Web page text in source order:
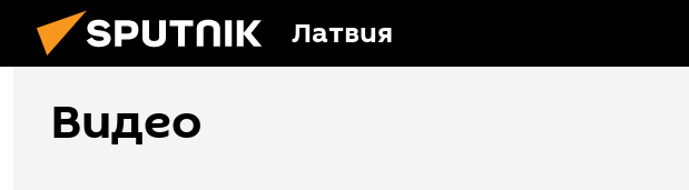
Латвия
Видео